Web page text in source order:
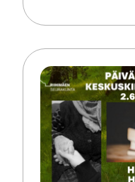
Lue lisää